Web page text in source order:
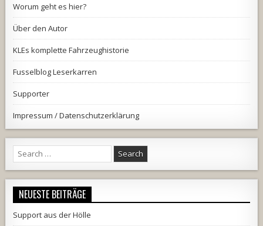
Worum geht es hier?
Über den Autor
KLEs komplette Fahrzeughistorie
Fusselblog Leserkarren
Supporter
Impressum / Datenschutzerklärung
Search
for:
NEUESTE BEITRÄGE
Support aus der Hölle